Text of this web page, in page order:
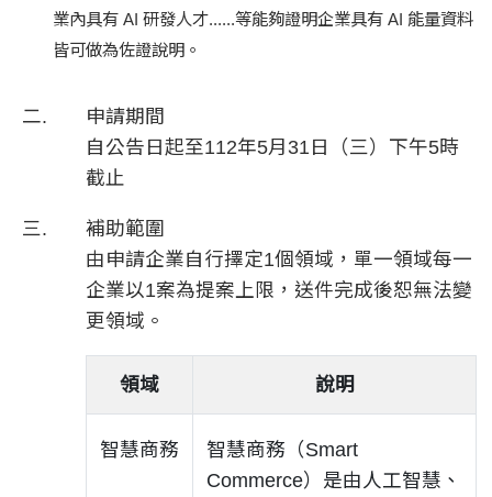
業內具有 AI 研發人才......等能夠證明企業具有 AI 能量資料
皆可做為佐證說明。
申請期間
自公告日起至112年5月31日（三）下午5時
截止​
補助範圍
由申請企業自行擇定1個領域，單一領域每一
企業以1案為提案上限，送件完成後恕無法變
更領域。​
領域 說明
智慧商務
智慧商務（Smart
Commerce）是由人工智慧、